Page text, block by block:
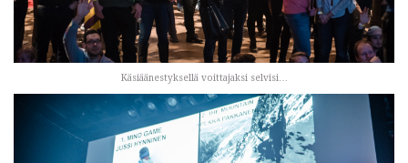
Käsiäänestyksellä voittajaksi selvisi…